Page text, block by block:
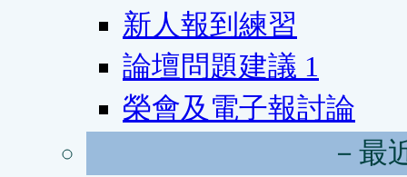
新人報到練習
論壇問題建議 1
榮會及電子報討論
－最